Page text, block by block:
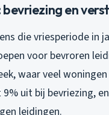
bevriezing en
die vriesperiode in
voor bevroren
waar veel
9% uit bij bevriezing,
leidingen.